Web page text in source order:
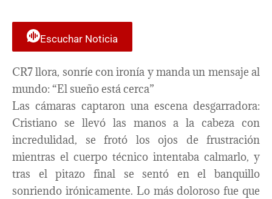
Escuchar Noticia
CR7 llora, sonríe con ironía y manda un mensaje al
mundo: “El sueño está cerca”
Las cámaras captaron una escena desgarradora:
Cristiano se llevó las manos a la cabeza con
incredulidad, se frotó los ojos de frustración
mientras el cuerpo técnico intentaba calmarlo, y
tras el pitazo final se sentó en el banquillo
sonriendo irónicamente. Lo más doloroso fue que